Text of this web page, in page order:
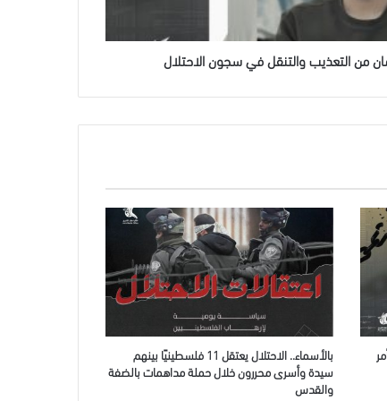
من التعذيب والتنقل في سجون الاحتلال
بالأسماء.. الاحتلال يعتقل 11 فلسطينيًا بينهم
سيدة وأسرى محررون خلال حملة مداهمات بالضفة
والقدس